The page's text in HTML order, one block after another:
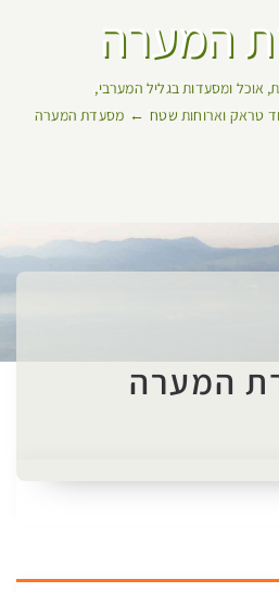
המערה
אוכל ומסעדות בגליל המערבי
טראק וארוחות שטח מסעדת המערה
המערה